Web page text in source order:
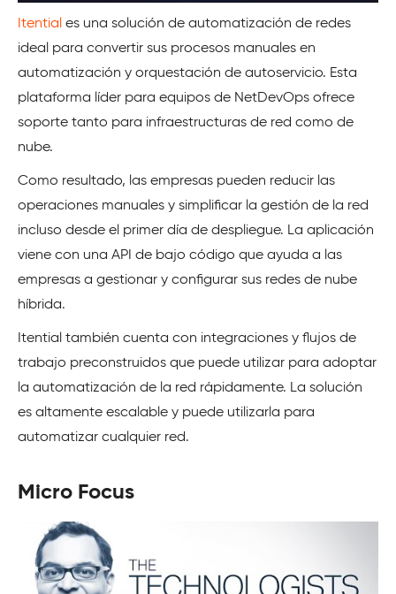
Itential es una solución de automatización de redes
ideal para convertir sus procesos manuales en
automatización y orquestación de autoservicio. Esta
plataforma líder para equipos de NetDevOps ofrece
soporte tanto para infraestructuras de red como de
nube.
Como resultado, las empresas pueden reducir las
operaciones manuales y simplificar la gestión de la red
incluso desde el primer día de despliegue. La aplicación
viene con una API de bajo código que ayuda a las
empresas a gestionar y configurar sus redes de nube
híbrida.
Itential también cuenta con integraciones y flujos de
trabajo preconstruidos que puede utilizar para adoptar
la automatización de la red rápidamente. La solución
es altamente escalable y puede utilizarla para
automatizar cualquier red.
Micro Focus